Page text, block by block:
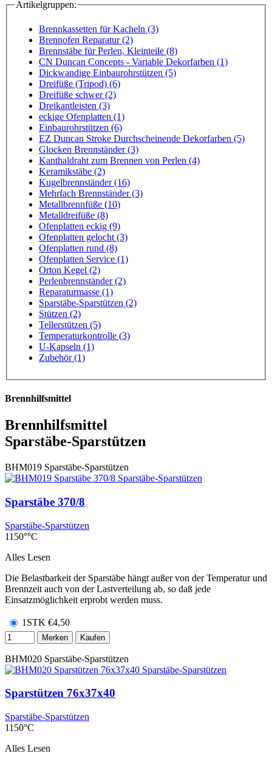
Artikelgruppen:
Brennkassetten für Kacheln (3)
Brennofen Reparatur (2)
Brennstäbe für Perlen, Kleinteile (8)
CN Duncan Concepts - Variable Dekorfarben (1)
Dickwandige Einbaurohrstützen (5)
Dreifüße (Tripod) (6)
Dreifüße schwer (2)
Dreikantleisten (3)
eckige Ofenplatten (1)
Einbaurohrstützen (6)
EZ Duncan Stroke Durchscheinende Dekorfarben (5)
Glocken Brennständer (3)
Kanthaldraht zum Brennen von Perlen (4)
Keramikstäbe (2)
Kugelbrennständer (16)
Mehrfach Brennständer (3)
Metallbrennfüße (10)
Metalldreifüße (8)
Ofenplatten eckig (9)
Ofenplatten gelocht (3)
Ofenplatten rund (8)
Ofenplatten Service (1)
Orton Kegel (2)
Perlenbrennständer (2)
Reparaturmasse (1)
Sparstäbe-Sparstützen (2)
Stützen (2)
Tellerstützen (5)
Temperaturkontrolle (3)
U-Kapseln (1)
Zubehör (1)
Brennhilfsmittel
Brennhilfsmittel
Sparstäbe-Sparstützen
BHM019 Sparstäbe-Sparstützen
Sparstäbe 370/8
Sparstäbe-Sparstützen
1150°°C
Alles Lesen
Die Belastbarkeit der Sparstäbe hängt außer von der Temperatur und
Brennzeit auch von der Lastverteilung ab, so daß jede
Einsatzmöglichkeit erprobt werden muss.
1STK €4,50
Merken Kaufen
BHM020 Sparstäbe-Sparstützen
Sparstützen 76x37x40
Sparstäbe-Sparstützen
1150°C
Alles Lesen